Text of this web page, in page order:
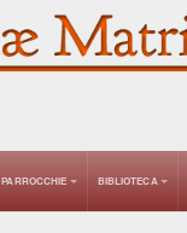
PARROCCHIE BIBLIOTECA